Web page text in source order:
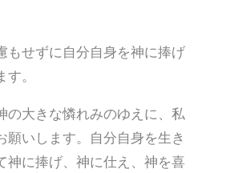
もせずに自分自身を神に捧げ
。
の大きな憐れみのゆえに、私
願いします。自分自身を生き
神に捧げ、神に仕え、神を喜